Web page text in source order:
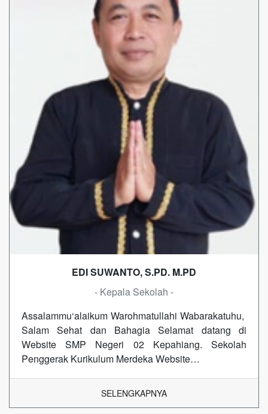
EDI SUWANTO, S.PD. M.PD
- Kepala Sekolah -
Assalammu‘alaikum Warohmatullahi Wabarakatuhu,
Salam Sehat dan Bahagia Selamat datang di
Website SMP Negeri 02 Kepahiang. Sekolah
Penggerak Kurikulum Merdeka Website…
SELENGKAPNYA